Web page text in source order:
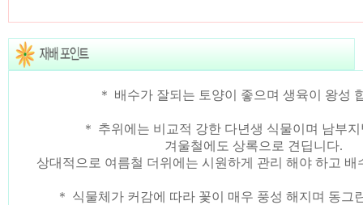
＊ 배수가 잘되는 토양이 좋으며 생육이 왕성
＊ 추위에는 비교적 강한 다년생 식물이며 남부
겨울철에도 상록으로 견딥니다.
상대적으로 여름철 더위에는 시원하게 관리 해야 하고 배
＊ 식물체가 커감에 따라 꽃이 매우 풍성 해지며 동그